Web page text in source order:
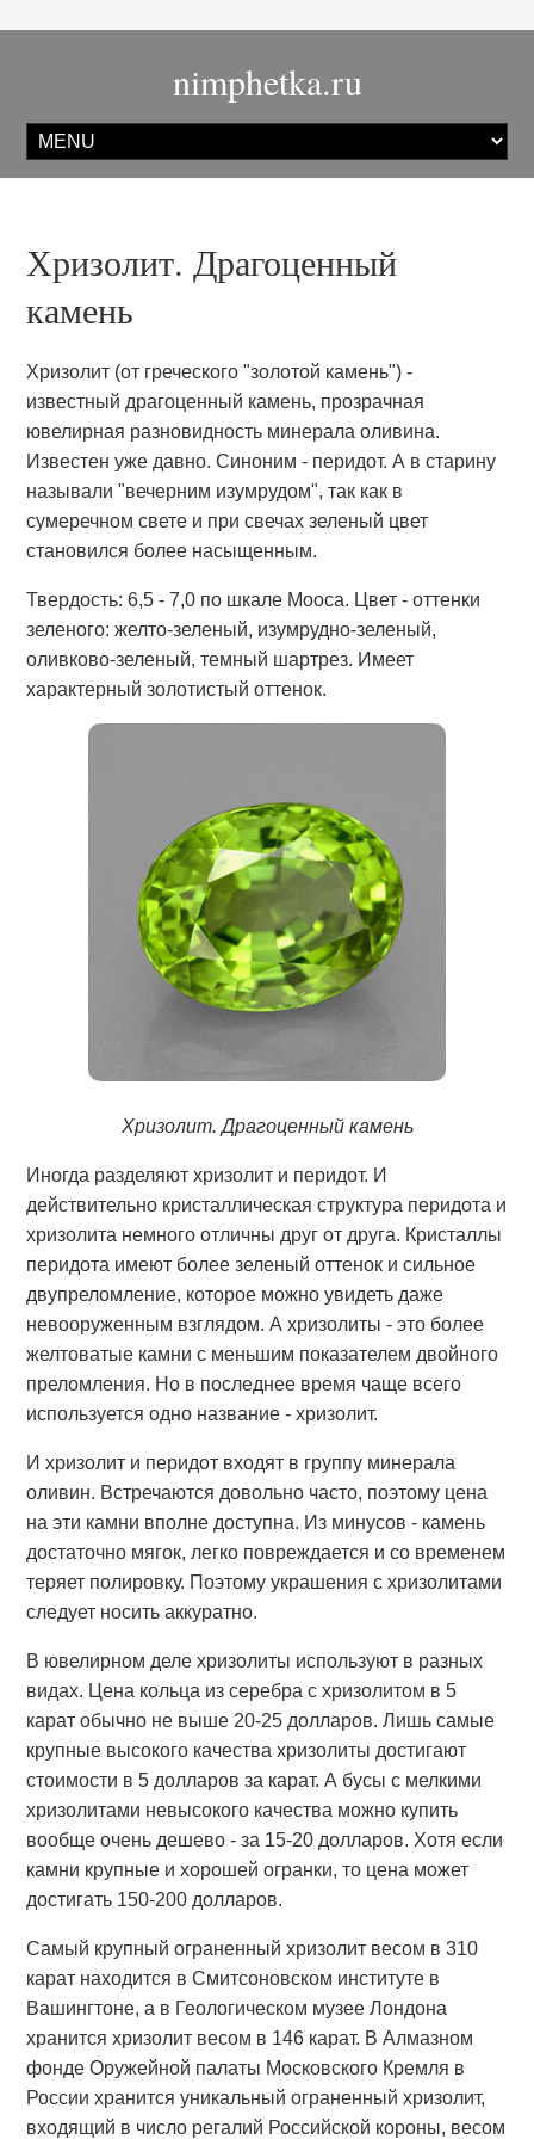
nimphetka.ru
Хризолит. Драгоценный
камень
Хризолит (от греческого "золотой камень") -
известный драгоценный камень, прозрачная
ювелирная разновидность минерала оливина.
Известен уже давно. Синоним - перидот. А в старину
называли "вечерним изумрудом", так как в
сумеречном свете и при свечах зеленый цвет
становился более насыщенным.
Твердость: 6,5 - 7,0 по шкале Мооса. Цвет - оттенки
зеленого: желто-зеленый, изумрудно-зеленый,
оливково-зеленый, темный шартрез. Имеет
характерный золотистый оттенок.
Хризолит. Драгоценный камень
Иногда разделяют хризолит и перидот. И
действительно кристаллическая структура перидота и
хризолита немного отличны друг от друга. Кристаллы
перидота имеют более зеленый оттенок и сильное
двупреломление, которое можно увидеть даже
невооруженным взглядом. А хризолиты - это более
желтоватые камни с меньшим показателем двойного
преломления. Но в последнее время чаще всего
используется одно название - хризолит.
И хризолит и перидот входят в группу минерала
оливин. Встречаются довольно часто, поэтому цена
на эти камни вполне доступна. Из минусов - камень
достаточно мягок, легко повреждается и со временем
теряет полировку. Поэтому украшения с хризолитами
следует носить аккуратно.
В ювелирном деле хризолиты используют в разных
видах. Цена кольца из серебра с хризолитом в 5
карат обычно не выше 20-25 долларов. Лишь самые
крупные высокого качества хризолиты достигают
стоимости в 5 долларов за карат. А бусы с мелкими
хризолитами невысокого качества можно купить
вообще очень дешево - за 15-20 долларов. Хотя если
камни крупные и хорошей огранки, то цена может
достигать 150-200 долларов.
Самый крупный ограненный хризолит весом в 310
карат находится в Смитсоновском институте в
Вашингтоне, а в Геологическом музее Лондона
хранится хризолит весом в 146 карат. В Алмазном
фонде Оружейной палаты Московского Кремля в
России хранится уникальный ограненный хризолит,
входящий в число регалий Российской короны, весом